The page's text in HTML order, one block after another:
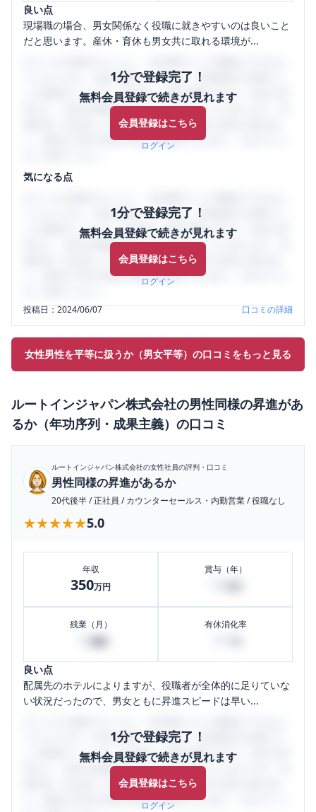
良い点
現場職の場合、男女関係なく役職に就きやすいのは良いこと
だと思います。産休・育休も男女共に取れる環境が...
1分で登録完了！
無料会員登録で続きが見れます
会員登録はこちら
ログイン
うになります。SHEHUB(シーハブ)は、女性限定の企業口コ
ミの投稿サイトです。給与面・女性の働きやすさ・会社の評
判など、女性の転職は気にすべき点がたくさんあります。先
輩社員（元社員）の口コミを通して、本当の会社の姿を知
り、将来の不安や現在の悩みを解消するために、ぜひサイト
気になる点
1分で登録完了！
無料会員登録で続きが見れます
会員登録はこちら
ログイン
うになります。SHEHUB(シーハブ)は、女性限定の企業口コ
ミの投稿サイトです。給与面・女性の働きやすさ・会社の評
判など、女性の転職は気にすべき点がたくさんあります。先
輩社員（元社員）の口コミを通して、本当の会社の姿を知
り、将来の不安や現在の悩みを解消するために、ぜひサイト
投稿日：2024/06/07 口コミの詳細
女性男性を平等に扱うか（男女平等）の口コミをもっと見る
ルートインジャパン株式会社の男性同様の昇進があ
るか（年功序列・成果主義） の口コミ
ルートインジャパン株式会社の女性社員の評判・口コミ
男性同様の昇進があるか
20代後半/正社員 /カウンターセールス・内勤営業/役職なし
★★★★★
★★★★★5.0
年収
350万円
賞与（年）
残業（月） 有休消化率
良い点
配属先のホテルによりますが、役職者が全体的に足りていな
い状況だったので、男女ともに昇進スピードは早い...
1分で登録完了！
無料会員登録で続きが見れます
会員登録はこちら
ログイン
うになります。SHEHUB(シーハブ)は、女性限定の企業口コ
ミの投稿サイトです。給与面・女性の働きやすさ・会社の評
判など、女性の転職は気にすべき点がたくさんあります。先
輩社員（元社員）の口コミを通して、本当の会社の姿を知
り、将来の不安や現在の悩みを解消するために、ぜひサイト